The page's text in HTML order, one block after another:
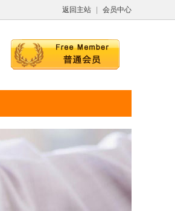
返回主站 会员中心